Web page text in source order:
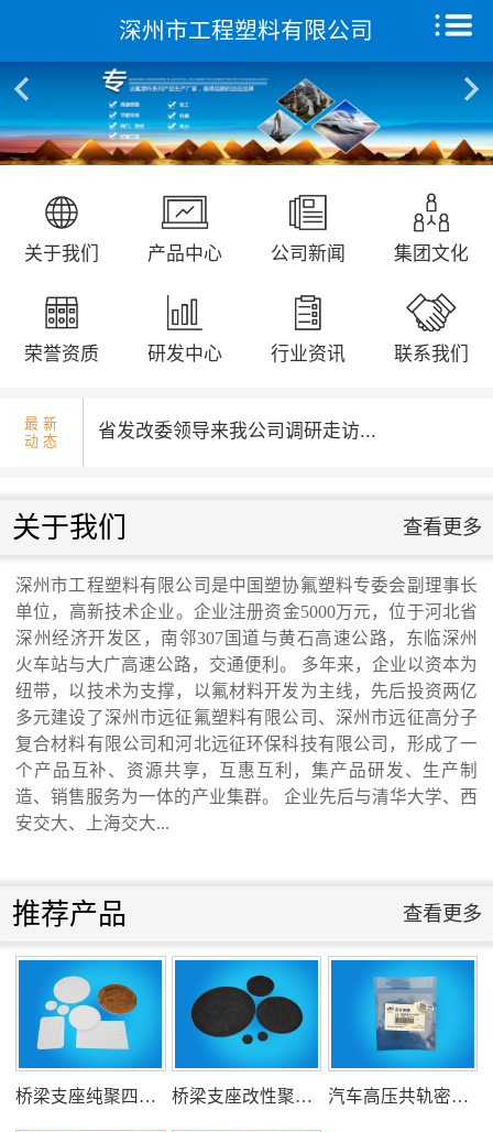
深州市工程塑料有限公司
关于我们 产品中心 公司新闻 集团文化
荣誉资质 研发中心 行业资讯 联系我们
最 新
动 态
核酸检测演练...
国庆升旗仪式...
省发改委领导来我公司调研走访...
交通运输行业标准《桥梁支座用高分子材料
滑板》 送审稿审查会在京召开...
河北省科学院与远征环保科技有限公司能源
式...
氟塑料行业兴氟沙龙...
关于我们 查看更多
深州市工程塑料有限公司是中国塑协氟塑料专委会副理事长
单位，高新技术企业。企业注册资金5000万元，位于河北省
深州经济开发区，南邻307国道与黄石高速公路，东临深州
火车站与大广高速公路，交通便利。 多年来，企业以资本为
纽带，以技术为支撑，以氟材料开发为主线，先后投资两亿
多元建设了深州市远征氟塑料有限公司、深州市远征高分子
复合材料有限公司和河北远征环保科技有限公司，形成了一
个产品互补、资源共享，互惠互利，集产品研发、生产制
造、销售服务为一体的产业集群。 企业先后与清华大学、西
安交大、上海交大...
推荐产品 查看更多
桥梁支座纯聚四氟乙烯滑板 桥梁支座改性聚四氟乙烯滑板 汽车高压共轨密封圈
首页
关于我们
产品中心
远征研发中心
集团文化
新闻动态